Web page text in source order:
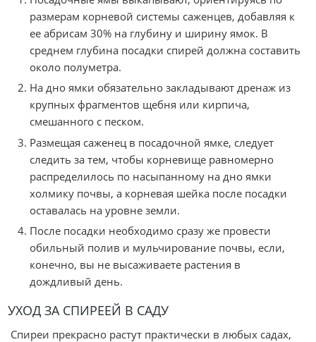
размерам корневой системы саженцев, добавляя к
ее абрисам 30% на глубину и ширину ямок. В
среднем глубина посадки спирей должна составить
около полуметра.
На дно ямки обязательно закладывают дренаж из
крупных фрагментов щебня или кирпича,
смешанного с песком.
Размещая саженец в посадочной ямке, следует
следить за тем, чтобы корневище равномерно
распределилось по насыпанному на дно ямки
холмику почвы, а корневая шейка после посадки
оставалась на уровне земли.
После посадки необходимо сразу же провести
обильный полив и мульчирование почвы, если,
конечно, вы не высаживаете растения в
дождливый день.
УХОД ЗА СПИРЕЕЙ В САДУ
Спиреи прекрасно растут практически в любых садах,